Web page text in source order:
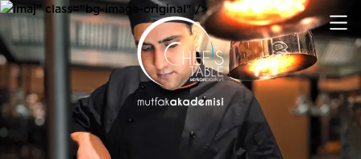
imaj" class="bg-image-original" />